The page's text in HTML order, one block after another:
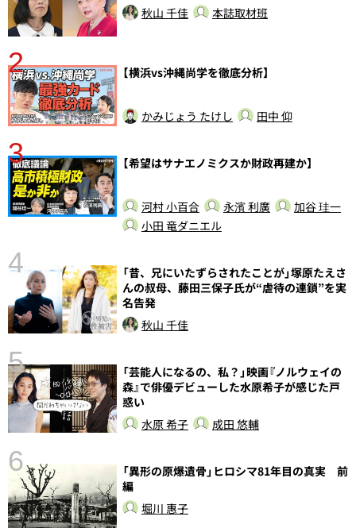
秋山 千佳
本誌取材班
2 【横浜vs沖縄尚学を徹底分析】
かみじょう たけし 田中 仰
3 【希望はサナエノミクスか財政再建か】
河村 小百合 永濱 利廣
加谷 珪一
小田 竜ダニエル
4
「昔、兄にいたずらされたことが」塚原たえさ
んの叔母、藤田三保子氏が“虐待の連鎖”を実
名告発
秋山 千佳
5
「芸能人になるの、私？」映画『ノルウェイの
森』で俳優デビューした水原希子が感じた戸
惑い
水原 希子
成田 悠輔
6
「異形の原爆遺骨」ヒロシマ81年目の真実 前
編
堀川 惠子